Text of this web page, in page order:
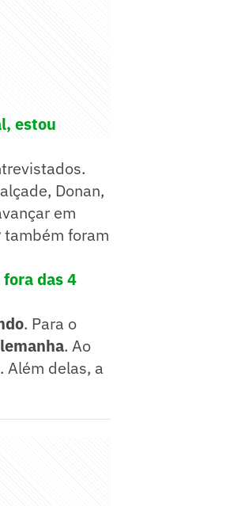
estou
Donan,
em
também foram
das 4
. Para o
. Ao
delas, a